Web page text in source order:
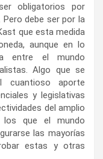
obligatorios por
debe ser por la
que esta medida
aunque en lo
entre el mundo
Algo que se
aporte
y legislativas
del amplio
los que el mundo
las mayorías
estas y otras